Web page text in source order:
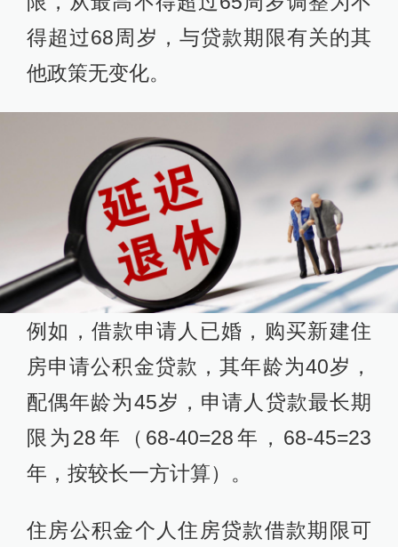
得超过68周岁，与贷款期限有关的其
他政策无变化。
例如，借款申请人已婚，购买新建住
房申请公积金贷款，其年龄为40岁，
配偶年龄为45岁，申请人贷款最长期
限为28年（68-40=28年，68-45=23
年，按较长一方计算）。
住房公积金个人住房贷款借款期限可